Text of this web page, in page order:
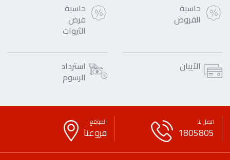
حاسبة
القروض
حاسبة
قرض
الثروات
الآيبان استرداد
الرسوم
اتصل بنا
1805805
الموقع
فروعنا